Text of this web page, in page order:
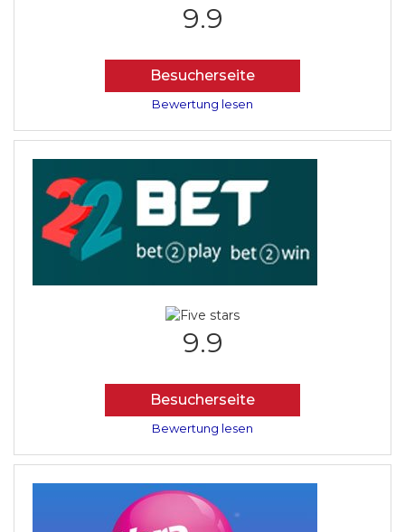
9.9
Besucherseite
Bewertung lesen
9.9
Besucherseite
Bewertung lesen